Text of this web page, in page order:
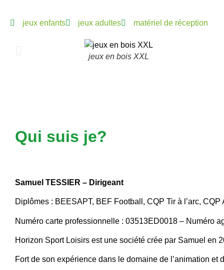
jeux enfants jeux adultes matériel de réception
jeux en bois XXL
Qui suis je?
Samuel TESSIER – Dirigeant
Diplômes : BEESAPT, BEF Football, CQP Tir à l’arc,
Numéro carte professionnelle : 03513ED0018 – Numéro
Horizon Sport Loisirs est une société crée par Samuel en
Fort de son expérience dans le domaine de l’animation